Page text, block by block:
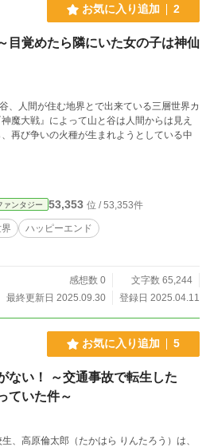
お気に入り追加 2
目覚めたら隣にいた女の子は神仙
、人間が住む地界とで出来ている三層世界カ
魔大戦』によって山と谷は人間からは見え
再び争いの火種が生まれようとしている中
ァンタジー 53,353 位 / 53,353件
ハッピーエンド
感想数 0
文字数 65,244
最終更新日 2025.09.30
登録日 2025.04.11
お気に入り追加 5
ない！ ～交通事故で転生した
ていた件～
、高原倫太郎（たかはら りんたろう）は、